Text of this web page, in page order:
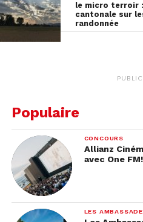
le micro terroir
cantonale sur
randonnée
Populaire
CONCOURS
Allianz
avec One FM!
LES